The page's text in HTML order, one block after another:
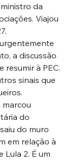
da
Viajou
a discussão
à PEC.
sinais que
marcou
do
do muro
em relação à
Lula 2. É um